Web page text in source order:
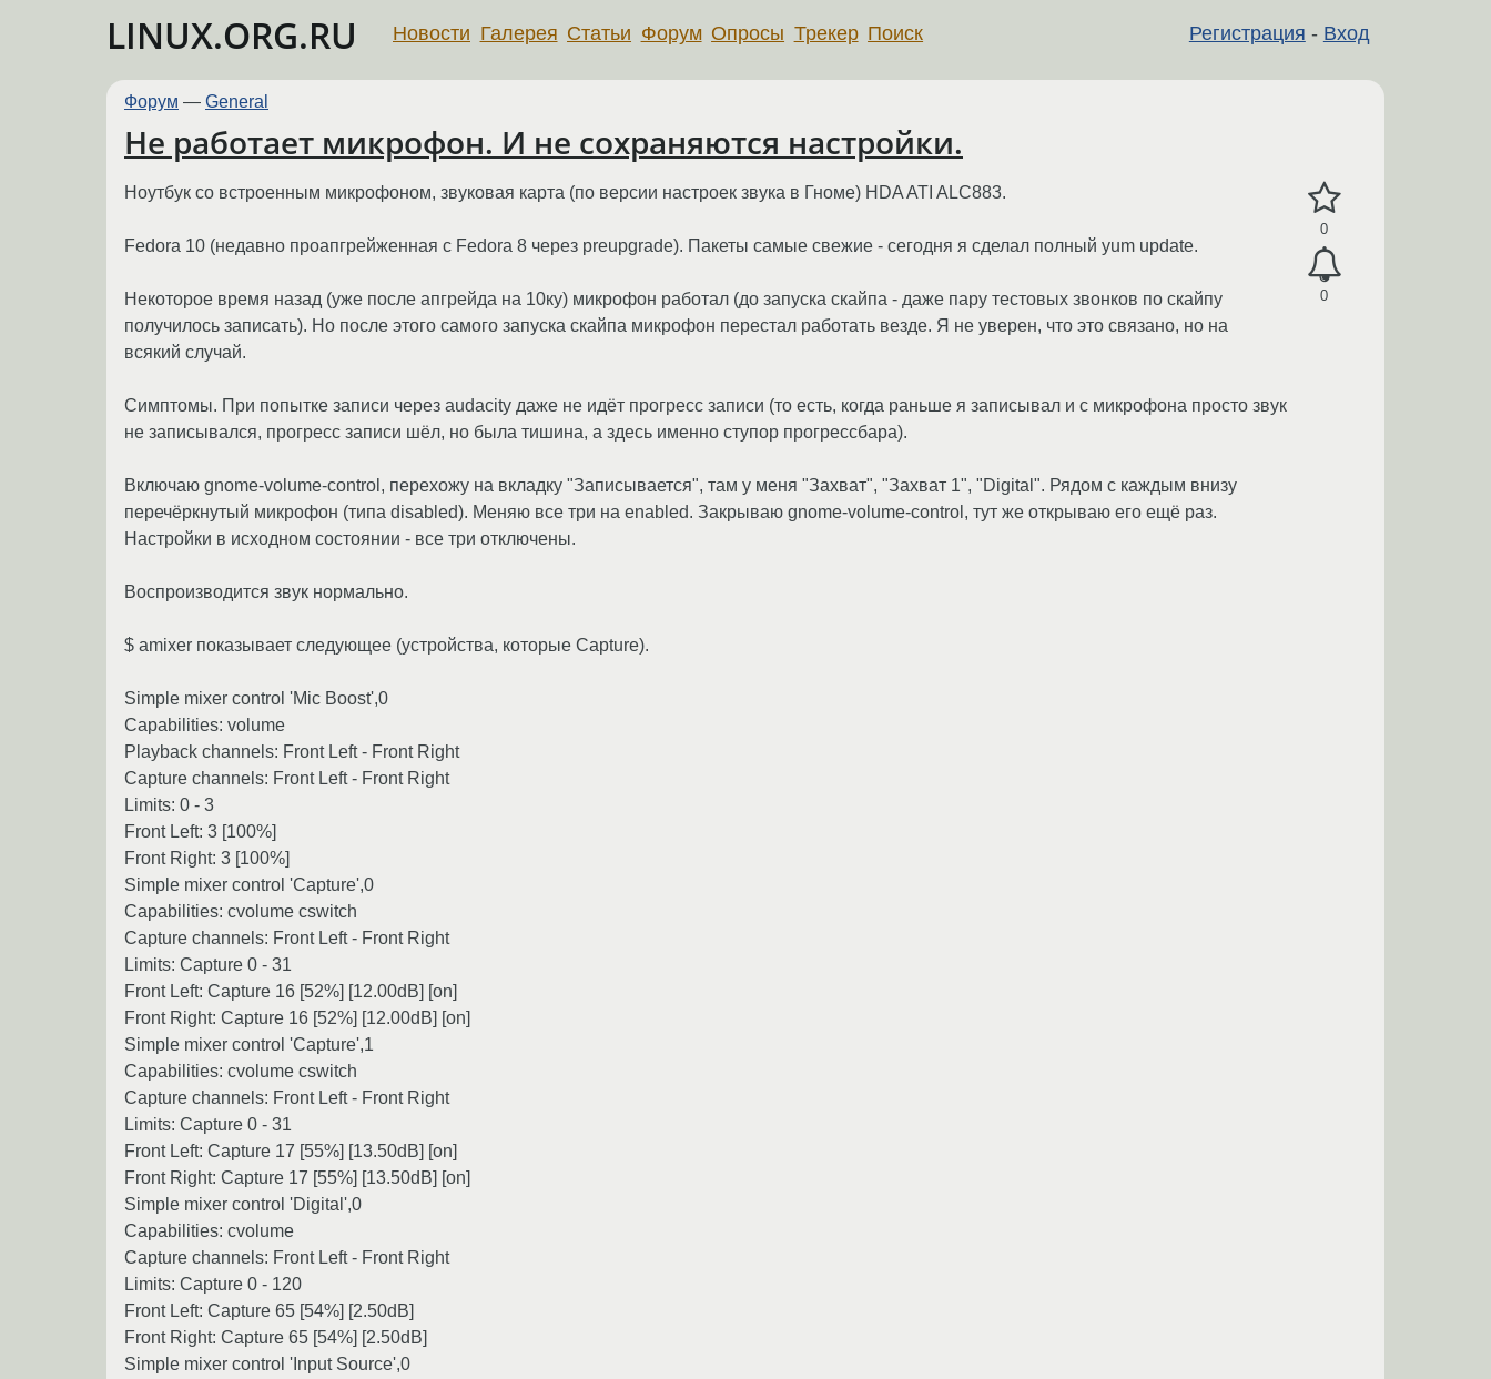
LINUX.ORG.RU Регистрация - Вход
Новости Галерея Статьи Форум Опросы Трекер Поиск
Форум — General
Не работает микрофон. И не сохраняются настройки.
0
0
Ноутбук со встроенным микрофоном, звуковая карта (по версии настроек звука в Гноме) HDA ATI ALC883.
Fedora 10 (недавно проапгрейженная с Fedora 8 через preupgrade). Пакеты самые свежие - сегодня я сделал полный yum update.
Некоторое время назад (уже после апгрейда на 10ку) микрофон работал (до запуска скайпа - даже пару тестовых звонков по скайпу
получилось записать). Но после этого самого запуска скайпа микрофон перестал работать везде. Я не уверен, что это связано, но на
всякий случай.
Симптомы. При попытке записи через audacity даже не идёт прогресс записи (то есть, когда раньше я записывал и с микрофона просто звук
не записывался, прогресс записи шёл, но была тишина, а здесь именно ступор прогрессбара).
Включаю gnome-volume-control, перехожу на вкладку "Записывается", там у меня "Захват", "Захват 1", "Digital". Рядом с каждым внизу
перечёркнутый микрофон (типа disabled). Меняю все три на enabled. Закрываю gnome-volume-control, тут же открываю его ещё раз.
Настройки в исходном состоянии - все три отключены.
Воспроизводится звук нормально.
$ amixer показывает следующее (устройства, которые Capture).
Simple mixer control 'Mic Boost',0
Capabilities: volume
Playback channels: Front Left - Front Right
Capture channels: Front Left - Front Right
Limits: 0 - 3
Front Left: 3 [100%]
Front Right: 3 [100%]
Simple mixer control 'Capture',0
Capabilities: cvolume cswitch
Capture channels: Front Left - Front Right
Limits: Capture 0 - 31
Front Left: Capture 16 [52%] [12.00dB] [on]
Front Right: Capture 16 [52%] [12.00dB] [on]
Simple mixer control 'Capture',1
Capabilities: cvolume cswitch
Capture channels: Front Left - Front Right
Limits: Capture 0 - 31
Front Left: Capture 17 [55%] [13.50dB] [on]
Front Right: Capture 17 [55%] [13.50dB] [on]
Simple mixer control 'Digital',0
Capabilities: cvolume
Capture channels: Front Left - Front Right
Limits: Capture 0 - 120
Front Left: Capture 65 [54%] [2.50dB]
Front Right: Capture 65 [54%] [2.50dB]
Simple mixer control 'Input Source',0